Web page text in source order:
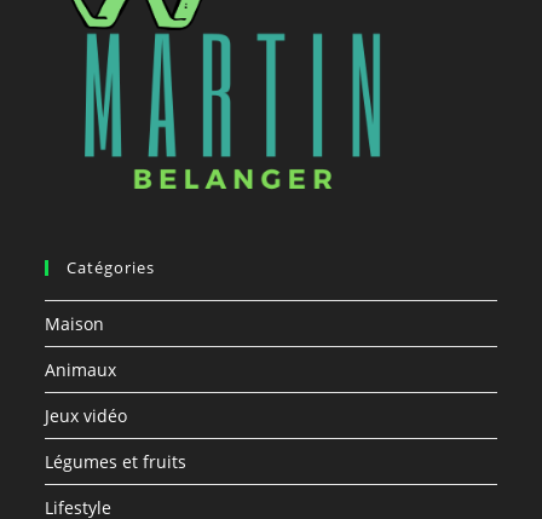
Catégories
Maison
Animaux
Jeux vidéo
Légumes et fruits
Lifestyle